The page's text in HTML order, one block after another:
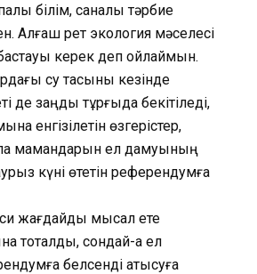
білім, саналы тәрбие
Алғаш рет экология мәселесі
бастауы керек деп ойлаймын.
су тасқыны кезінде
де заңдық тұрғыда бекітіледі,
енгізілетін өзгерістер,
мамандарын ел дамуының
күні өтетін референдумға
жағдайды мысал ете
тоқталды, сондай-ақ ел
белсенді қатысуға